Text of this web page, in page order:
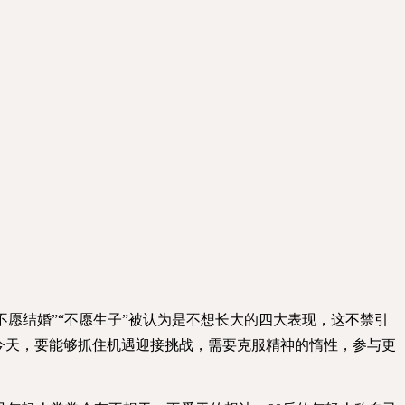
结婚”“不愿生子”被认为是不想长大的四大表现，这不禁引
，要能够抓住机遇迎接挑战，需要克服精神的惰性，参与更